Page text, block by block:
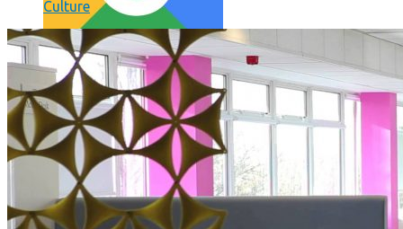
Comment utiliser « Photoshop » gratuitement et légalement
Culture